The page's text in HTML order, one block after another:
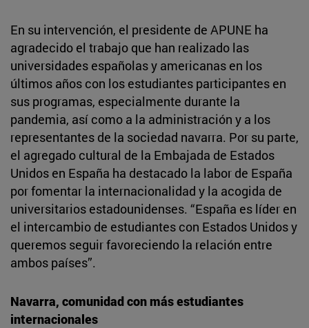
En su intervención, el presidente de APUNE ha
agradecido el trabajo que han realizado las
universidades españolas y americanas en los
últimos años con los estudiantes participantes en
sus programas, especialmente durante la
pandemia, así como a la administración y a los
representantes de la sociedad navarra. Por su parte,
el agregado cultural de la Embajada de Estados
Unidos en España ha destacado la labor de España
por fomentar la internacionalidad y la acogida de
universitarios estadounidenses. “España es líder en
el intercambio de estudiantes con Estados Unidos y
queremos seguir favoreciendo la relación entre
ambos países”.
Navarra, comunidad con más estudiantes
internacionales